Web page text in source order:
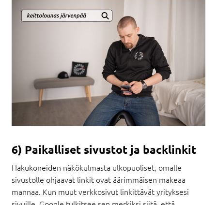
6) Paikalliset sivustot ja backlinkit
Hakukoneiden näkökulmasta ulkopuoliset, omalle
sivustolle ohjaavat linkit ovat äärimmäisen makeaa
mannaa. Kun muut verkkosivut linkittävät yrityksesi